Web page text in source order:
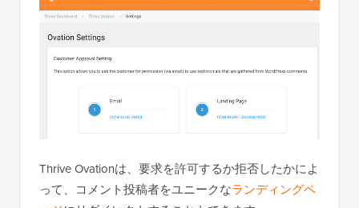
Thrive Ovationは、要求を許可するか拒否したかによ
って、コメント投稿者をユニークなランディングペ